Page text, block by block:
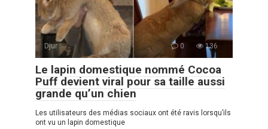
Djur 0 136
Le lapin domestique nommé Cocoa
Puff devient viral pour sa taille aussi
grande qu’un chien
Les utilisateurs des médias sociaux ont été ravis lorsqu’ils
ont vu un lapin domestique